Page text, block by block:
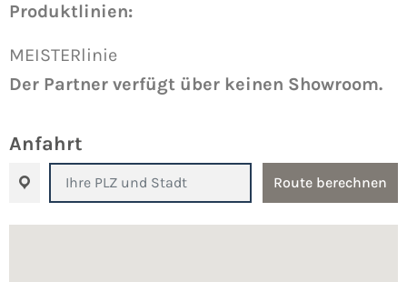
Produktlinien:
MEISTERlinie
Der Partner verfügt über keinen Showroom.
Anfahrt